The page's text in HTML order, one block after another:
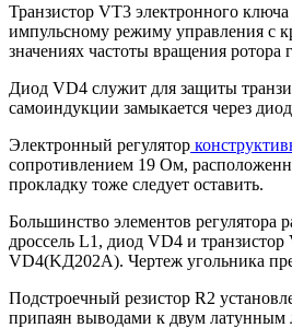
Транзистор VT3 электронного
импульсному режиму управления с
значениях частоты вращения
Диод VD4 служит для защиты
самоиндукции замыкается через
Электронный регулятор
сопротивлением 19 Ом,
прокладку тоже следует оставить.
Большинство элементов регулятора
дроссель L1, диод VD4 и
VD4(KД202A). Чертеж угольника
Подстроечный резистор R2
припаян выводами к двум латунным